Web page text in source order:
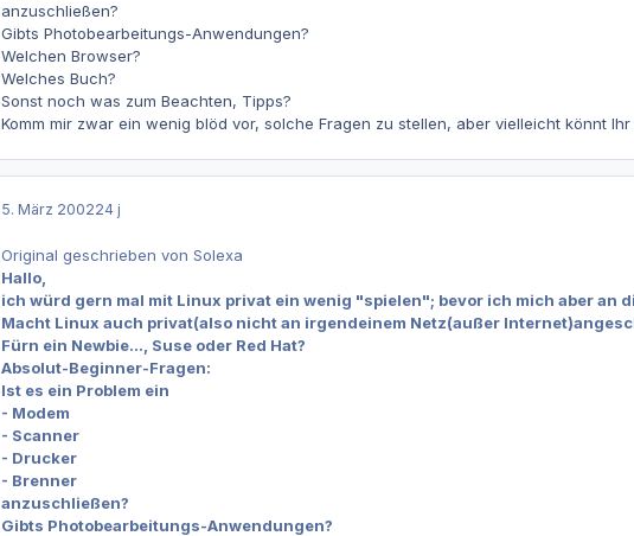
anzuschließen?
Gibts Photobearbeitungs-Anwendungen?
Welchen Browser?
Welches Buch?
Sonst noch was zum Beachten, Tipps?
Komm mir zwar ein wenig blöd vor, solche Fragen zu stellen, aber vielleicht könnt
5. März 200224 j
Original geschrieben von Solexa
Hallo,
ich würd gern mal mit Linux privat ein wenig "spielen"; bevor ich mich aber an
Macht Linux auch privat(also nicht an irgendeinem Netz(außer
Fürn ein Newbie..., Suse oder Red Hat?
Absolut-Beginner-Fragen:
Ist es ein Problem ein
- Modem
- Scanner
- Drucker
- Brenner
anzuschließen?
Gibts Photobearbeitungs-Anwendungen?